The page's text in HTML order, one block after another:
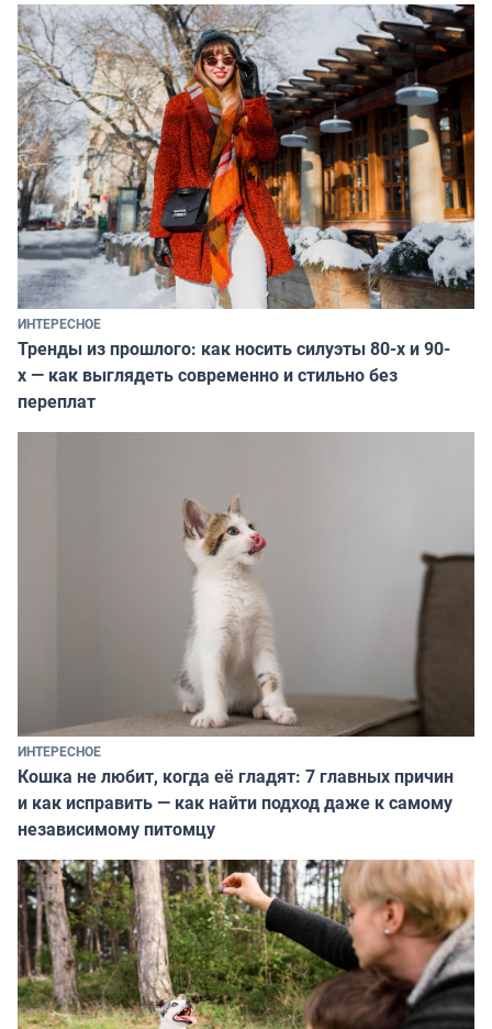
ИНТЕРЕСНОЕ
Тренды из прошлого: как носить силуэты 80-х и 90-
х — как выглядеть современно и стильно без
переплат
ИНТЕРЕСНОЕ
Кошка не любит, когда её гладят: 7 главных причин
и как исправить — как найти подход даже к самому
независимому питомцу